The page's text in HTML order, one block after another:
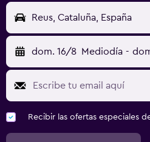
Reus, Cataluña, España
dom. 16/8 Mediodía -
Recibir las ofertas especiales